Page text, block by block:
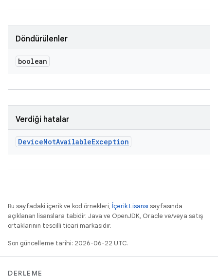
Döndürülenler
boolean
Verdiği hatalar
DeviceNotAvailableException
Bu sayfadaki içerik ve kod örnekleri, İçerik Lisansı sayfasında
açıklanan lisanslara tabidir. Java ve OpenJDK, Oracle ve/veya satış
ortaklarının tescilli ticari markasıdır.
Son güncelleme tarihi: 2026-06-22 UTC.
DERLEME